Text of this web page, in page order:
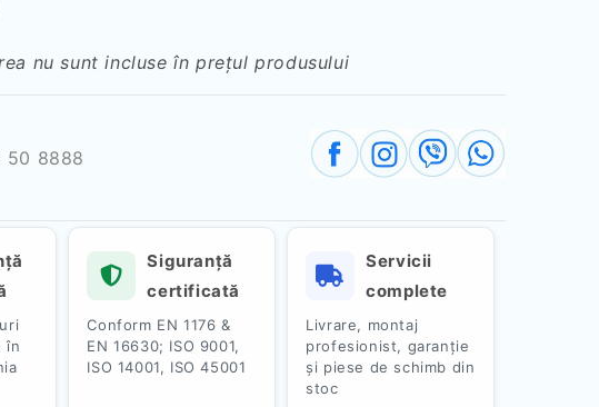
nu sunt incluse în prețul produsului
50 8888
în
Siguranță
certificată
Conform EN 1176 &
EN 16630; ISO 9001,
ISO 14001, ISO 45001
Servicii
complete
Livrare, montaj
profesionist, garanție
și piese de schimb din
stoc